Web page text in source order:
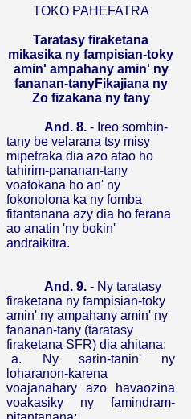
TOKO PAHEFATRA
Taratasy firaketana
mikasika ny fampisian-toky
amin' ampahany amin' ny
fananan-tanyFikajiana ny
Zo fizakana ny tany
And.8.- Ireo sombin-
tanybe velarana tsy misy
mipetraka dia azo ataoho
tahirim-pananan-tany
voatokana ho an' ny
fokonolona ka ny fomba
fitantanana azy dia ho ferana
ao anatin 'ny bokin'
andraikitra.
And.9.- Ny taratasy
firaketana ny fampisian-toky
amin' ny ampahany amin' ny
fananan-tany(taratasy
firaketana SFR) dia ahitana:
a.
Ny sarin-tanin' ny
loharanon-karena
voajanahary
azo
havaozina
voakasiky
ny
famindram-